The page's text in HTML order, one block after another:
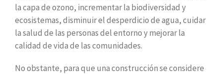
la capa de ozono, incrementar la biodiversidad y
ecosistemas, disminuir el desperdicio de agua, cuidar
la salud de las personas del entorno y mejorar la
calidad de vida de las comunidades.
No obstante, para que una construcción se considere